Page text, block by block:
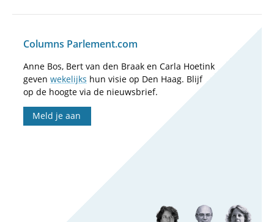
Columns Parlement.com
Anne Bos, Bert van den Braak en Carla Hoetink
geven wekelijks hun visie op Den Haag. Blijf
op de hoogte via de nieuwsbrief.
Meld je aan